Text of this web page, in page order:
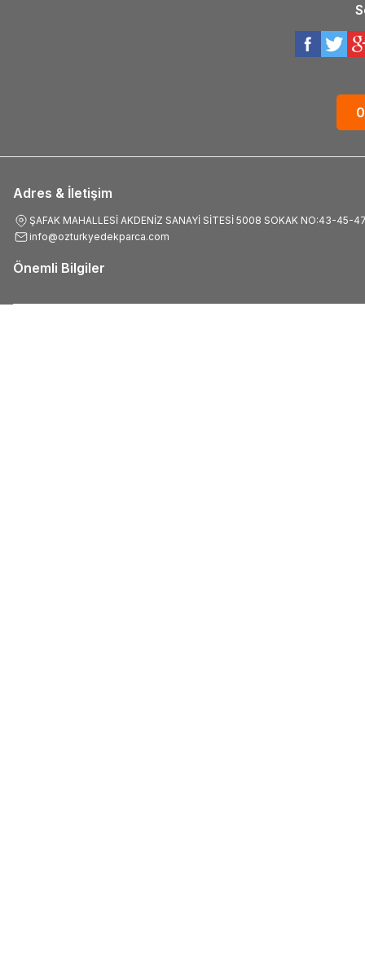
Adres & İletişim
ŞAFAK MAHALLESİ AKDENİZ SANAYİ SİTESİ 5008 SOKAK NO:43-45-
info@ozturkyedekparca.com
Önemli Bilgiler